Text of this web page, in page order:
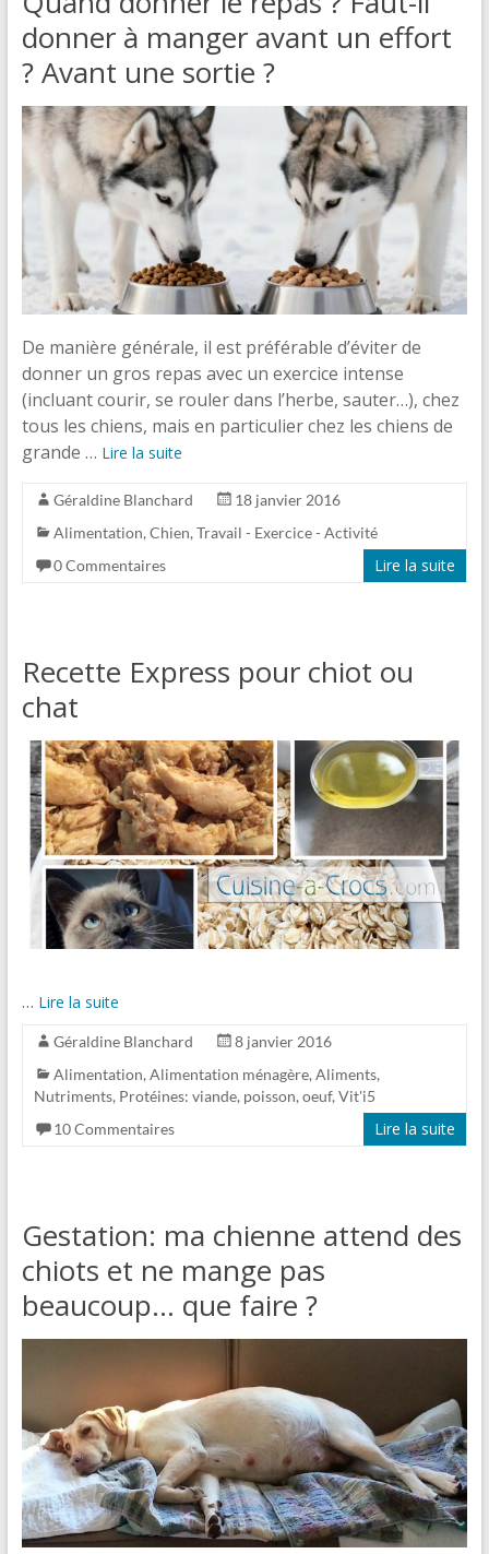
donner à manger avant un effort
? Avant une sortie ?
De manière générale, il est préférable d’éviter de
donner un gros repas avec un exercice intense
(incluant courir, se rouler dans l’herbe, sauter…), chez
tous les chiens, mais en particulier chez les chiens de
grande … Lire la suite
Géraldine Blanchard
18 janvier 2016
Alimentation, Chien, Travail - Exercice - Activité
0 Commentaires
Lire la suite
Recette Express pour chiot ou
chat
… Lire la suite
Géraldine Blanchard
8 janvier 2016
Alimentation, Alimentation ménagère, Aliments,
Nutriments, Protéines: viande, poisson, oeuf, Vit'i5
10 Commentaires
Lire la suite
Gestation: ma chienne attend des
chiots et ne mange pas
beaucoup… que faire ?